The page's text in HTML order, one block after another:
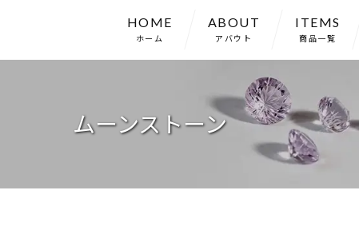
HOME
ホーム
ABOUT
アバウト
ITEMS
商品一覧
ムーンストーン